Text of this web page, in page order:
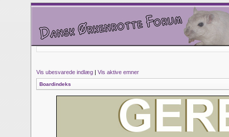
Vis ubesvarede indlæg | Vis aktive emner
Boardindeks